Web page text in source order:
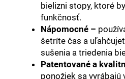
bielizni stopy, ktoré
funkčnosť.
Nápomocné –
šetríte čas a
sušenia a triedenia
Patentované a
ponožiek sa vyrábajú